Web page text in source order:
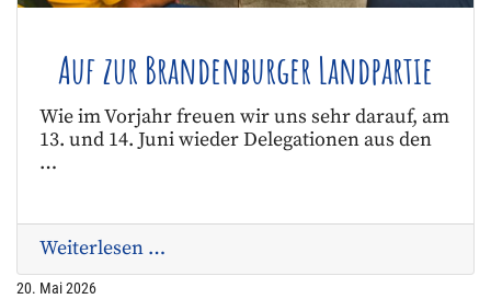
Auf zur Brandenburger Landpartie
Wie im Vorjahr freuen wir uns sehr darauf, am
13. und 14. Juni wieder Delegationen aus den
…
Weiterlesen …
20. Mai 2026